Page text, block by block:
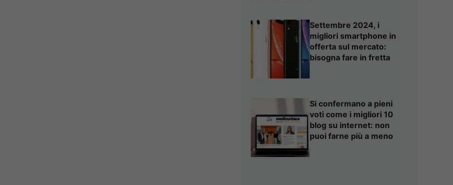
Settembre 2024, i
migliori smartphone in
offerta sul mercato:
bisogna fare in fretta
Si confermano a pieni
voti come i migliori 10
blog su internet: non
puoi farne più a meno